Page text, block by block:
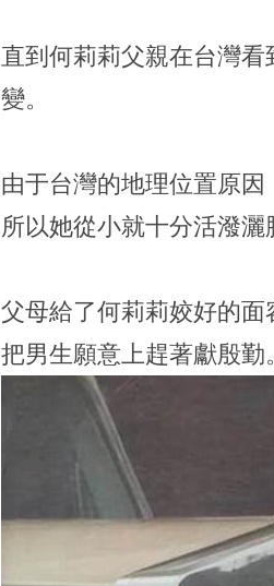
直到何莉莉父親在台灣
變。
由于台灣的地理位置原
所以她從小就十分活潑灑
父母給了何莉莉姣好的
把男生願意上趕著獻殷勤